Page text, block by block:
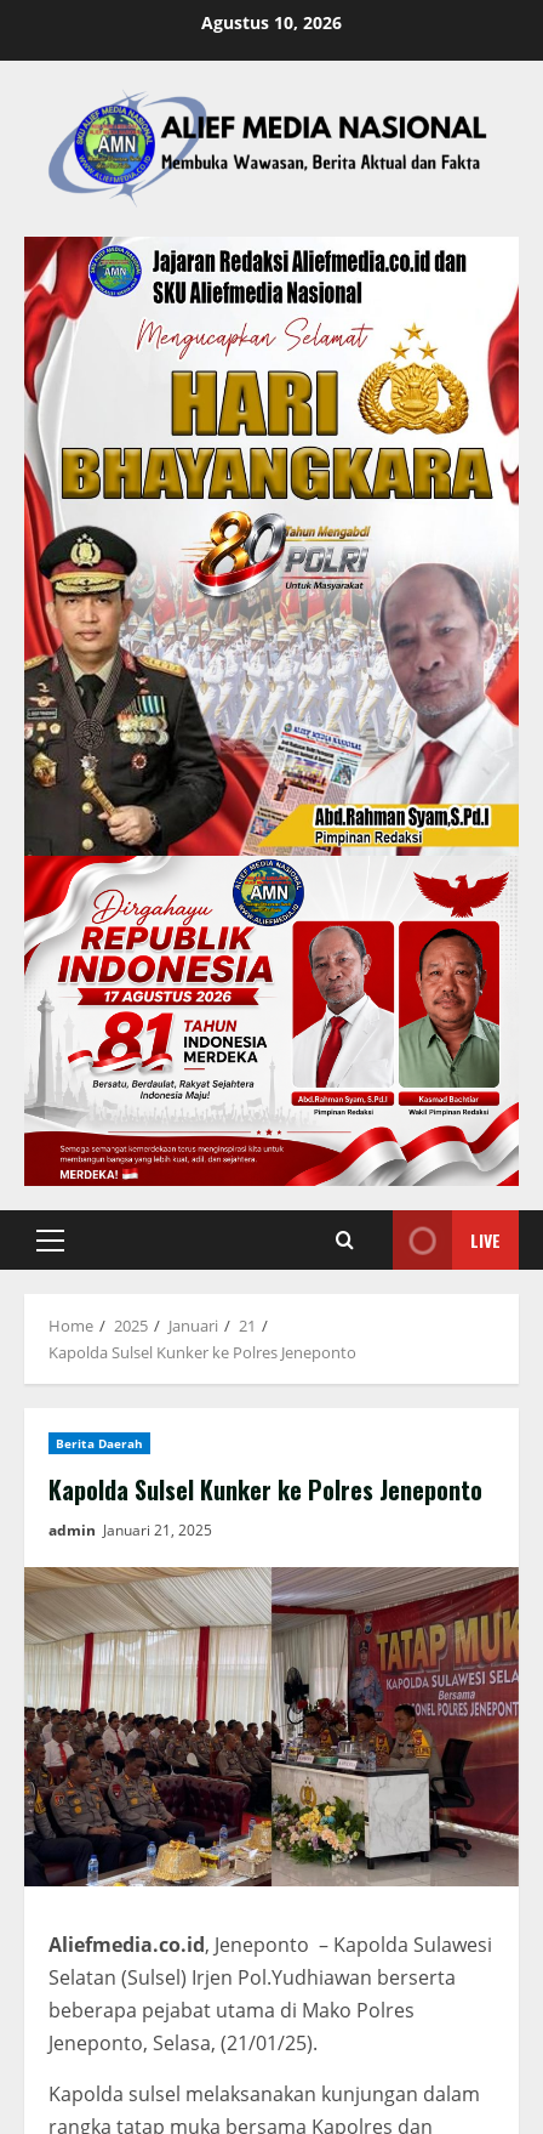
Agustus 10, 2026
Primary
LIVE
Home 2025 Januari
21
Kapolda Sulsel Kunker ke Polres Jeneponto
Berita Daerah
Kapolda Sulsel Kunker ke Polres Jeneponto
admin Januari 21, 2025
Aliefmedia.co.id, Jeneponto – Kapolda Sulawesi
Selatan (Sulsel) Irjen Pol.Yudhiawan berserta
beberapa pejabat utama di Mako Polres
Jeneponto, Selasa, (21/01/25).
Kapolda sulsel melaksanakan kunjungan dalam
rangka tatap muka bersama Kapolres dan